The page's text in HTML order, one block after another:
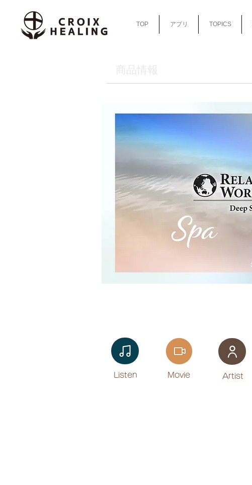
TOP アプリ TOPICS
​商品情報
Listen​ Movie ​Artist